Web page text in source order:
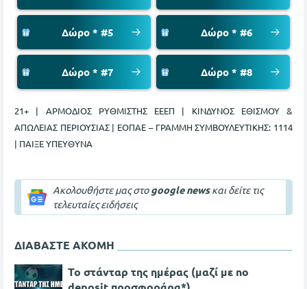
Δώρο * #5 Δώρο * #6
Δώρο * #7 Δώρο * #8
21+ | ΑΡΜΟΔΙΟΣ ΡΥΘΜΙΣΤΗΣ ΕΕΕΠ | ΚΙΝΔΥΝΟΣ ΕΘΙΣΜΟΥ &
ΑΠΩΛΕΙΑΣ ΠΕΡΙΟΥΣΙΑΣ | ΕΟΠΑΕ – ΓΡΑΜΜΗ ΣΥΜΒΟΥΛΕΥΤΙΚΗΣ: 1114
| ΠΑΙΞΕ ΥΠΕΥΘΥΝΑ
Ακολουθήστε μας στοgoogle newsκαι δείτε τις
τελευταίες ειδήσεις
ΔΙΑΒΑΣΤΕ ΑΚΟΜΗ
Το στάνταρ της ημέρας (μαζί με no